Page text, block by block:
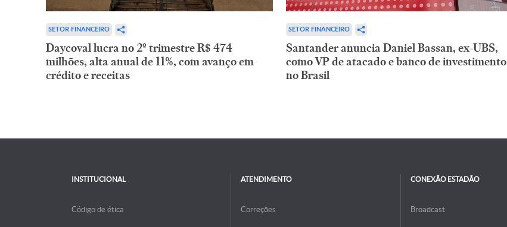
SETOR FINANCEIRO
Daycoval lucra no 2º trimestre R$ 474
milhões, alta anual de 11%, com avanço em
crédito e receitas
SETOR FINANCEIRO
Santander anuncia Daniel Bassan, ex-UBS,
como VP de atacado e banco de investimento
no Brasil
INSTITUCIONAL
Código de ética
ATENDIMENTO
Correções
CONEXÃO ESTADÃO
Broadcast